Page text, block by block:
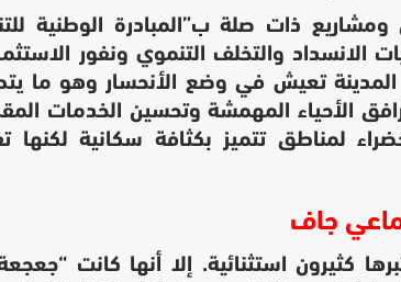
ذات صلة ب”المبادرة الوطنية
الانسداد والتخلف التنموي ونفور
تعيش في وضع الأنحسار وهو ما
الأحياء المهمشة وتحسين الخدمات
لمناطق تتميز بكثافة سكانية لكنها
جاف
كثيرون استثنائية. إلا أنها كانت